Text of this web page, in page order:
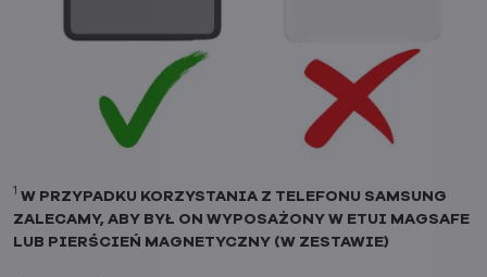
1 W PRZYPADKU KORZYSTANIA Z TELEFONU SAMSUNG
ZALECAMY, ABY BYŁ ON WYPOSAŻONY W ETUI MAGSAFE
LUB PIERŚCIEŃ MAGNETYCZNY (W ZESTAWIE)